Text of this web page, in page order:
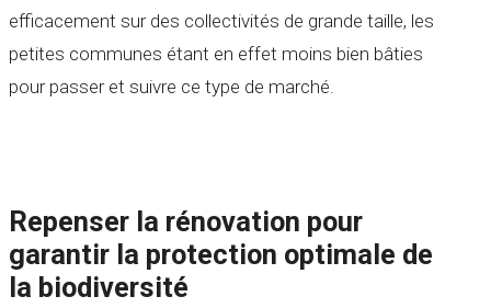
efficacement sur des collectivités de grande taille, les
petites communes étant en effet moins bien bâties
pour passer et suivre ce type de marché.
Repenser la rénovation pour
garantir la protection optimale de
la biodiversité